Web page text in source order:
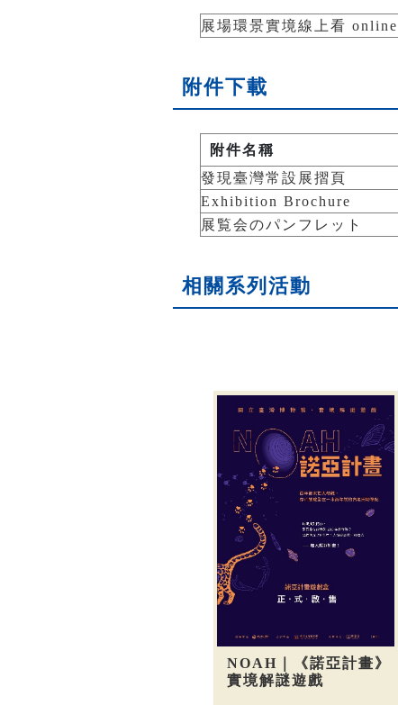
展場環景實境線上看
附件下載
附件名稱
發現臺灣常設展摺頁
Exhibition Brochure
展覧会のパンフレット
相關系列活動
NOAH｜《諾亞計畫》
實境解謎遊戲